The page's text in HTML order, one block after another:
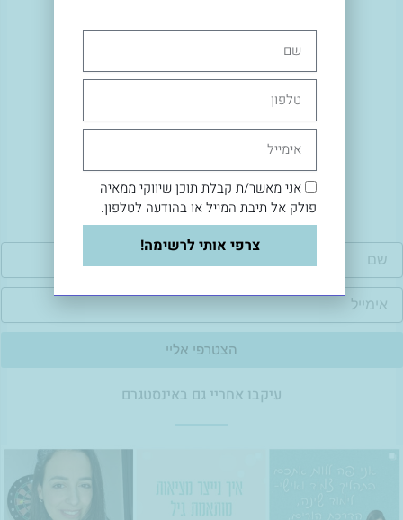
מדריכת שינה מוסמכת.
הצטרפי אליי
עיקבו אחריי גם באינסטגרם
אני מאשר/ת קבלת תוכן שיווקי ממאיה
פולק אל תיבת המייל או בהודעה לטלפון.
צרפי אותי לרשימה!